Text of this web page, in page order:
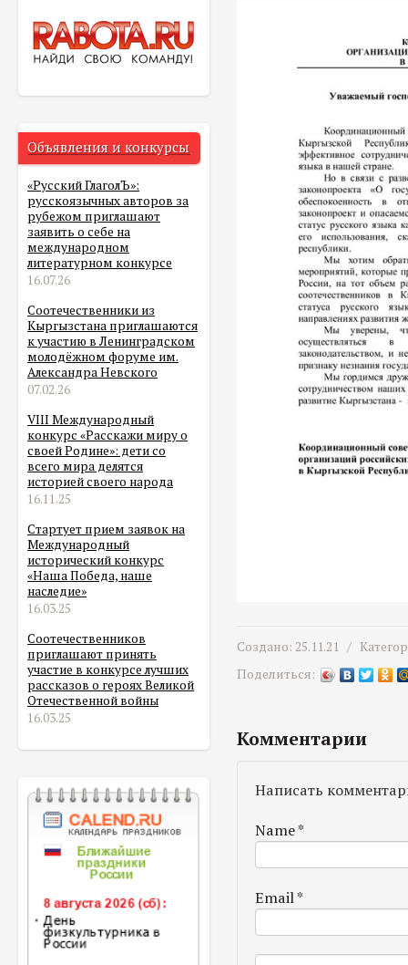
Объявления и конкурсы
«Русский ГлаголЪ»:
русскоязычных авторов за
рубежом приглашают
заявить о себе на
международном
литературном конкурсе
16.07.26
Соотечественники из
Кыргызстана приглашаются
к участию в Ленинградском
молодёжном форуме им.
Александра Невского
07.02.26
VIII Международный
конкурс «Расскажи миру о
своей Родине»: дети со
всего мира делятся
историей своего народа
16.11.25
Стартует прием заявок на
Международный
исторический конкурс
«Наша Победа, наше
наследие»
16.03.25
Соотечественников
приглашают принять
участие в конкурсе лучших
рассказов о героях Великой
Отечественной войны
16.03.25
Создано: 25.11.21 /
Поделиться:
Комментарии
Написать
Name*
Email*